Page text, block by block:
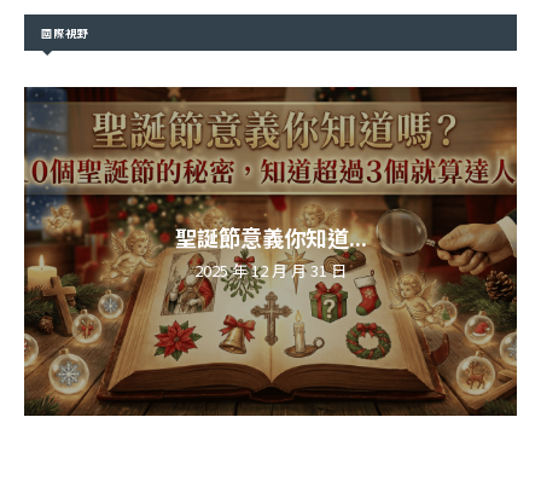
國際視野
聖誕節意義你知道...
2025 年 12 月 月 31 日